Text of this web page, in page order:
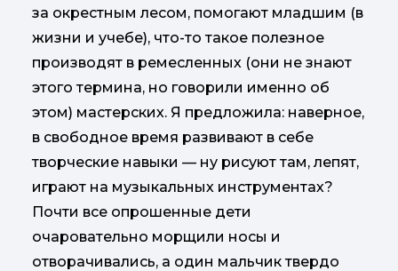
за окрестным лесом, помогают младшим (в
жизни и учебе), что-то такое полезное
производят в ремесленных (они не знают
этого термина, но говорили именно об
этом) мастерских. Я предложила: наверное,
в свободное время развивают в себе
творческие навыки — ну рисуют там, лепят,
играют на музыкальных инструментах?
Почти все опрошенные дети
очаровательно морщили носы и
отворачивались, а один мальчик твердо